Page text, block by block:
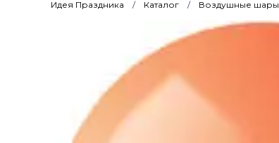
Идея Праздника Каталог Воздушные шары